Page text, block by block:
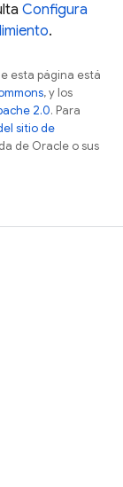
Configura
.
esta página está
, y los
2.0. Para
sitio de
de Oracle o sus